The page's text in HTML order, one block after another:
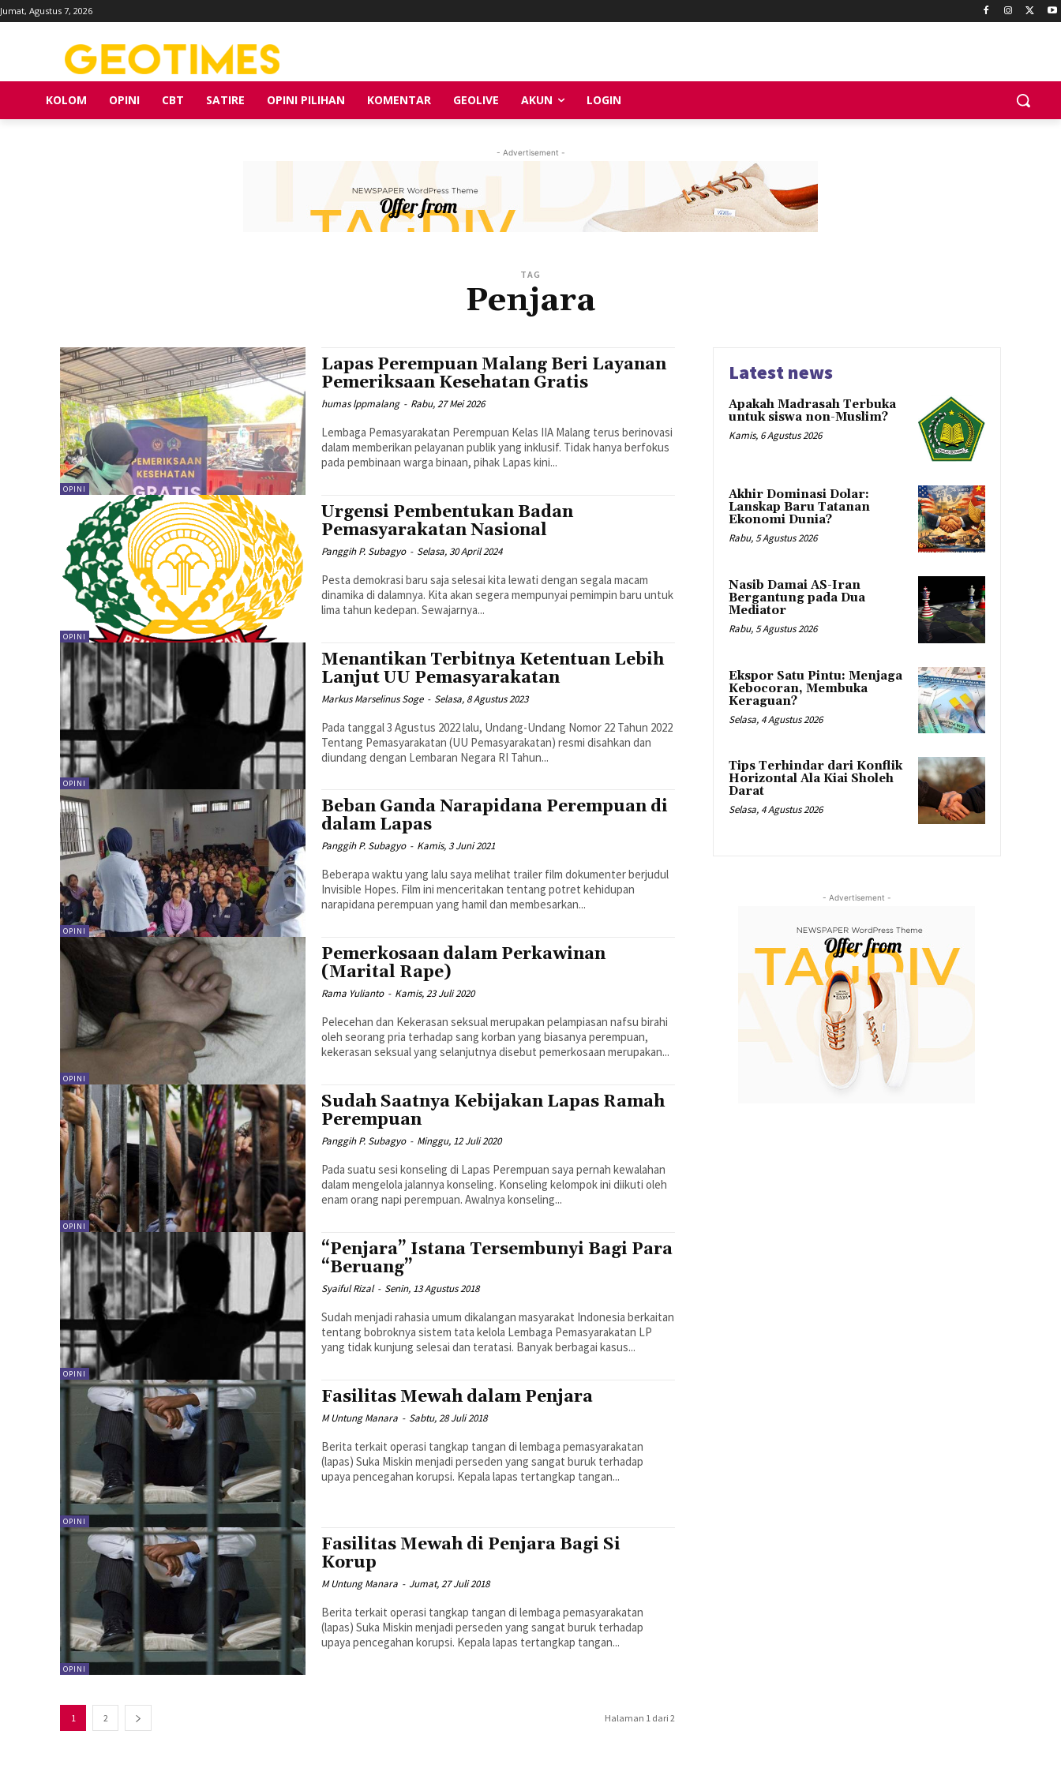
Jumat, Agustus 7, 2026
KOLOM OPINI CBT SATIRE OPINI PILIHAN KOMENTAR GEOLIVE AKUN LOGIN
- Advertisement -
TAG
Penjara
OPINI
Lapas Perempuan Malang Beri Layanan
Pemeriksaan Kesehatan Gratis
humas lppmalang - Rabu, 27 Mei 2026
Lembaga Pemasyarakatan Perempuan Kelas IIA Malang terus berinovasi
dalam memberikan pelayanan publik yang inklusif. Tidak hanya berfokus
pada pembinaan warga binaan, pihak Lapas kini...
OPINI
Urgensi Pembentukan Badan
Pemasyarakatan Nasional
Panggih P. Subagyo - Selasa, 30 April 2024
Pesta demokrasi baru saja selesai kita lewati dengan segala macam
dinamika di dalamnya. Kita akan segera mempunyai pemimpin baru untuk
lima tahun kedepan. Sewajarnya...
OPINI
Menantikan Terbitnya Ketentuan Lebih
Lanjut UU Pemasyarakatan
Markus Marselinus Soge - Selasa, 8 Agustus 2023
Pada tanggal 3 Agustus 2022 lalu, Undang-Undang Nomor 22 Tahun 2022
Tentang Pemasyarakatan (UU Pemasyarakatan) resmi disahkan dan
diundang dengan Lembaran Negara RI Tahun...
OPINI
Beban Ganda Narapidana Perempuan di
dalam Lapas
Panggih P. Subagyo - Kamis, 3 Juni 2021
Beberapa waktu yang lalu saya melihat trailer film dokumenter berjudul
Invisible Hopes. Film ini menceritakan tentang potret kehidupan
narapidana perempuan yang hamil dan membesarkan...
OPINI
Pemerkosaan dalam Perkawinan
(Marital Rape)
Rama Yulianto - Kamis, 23 Juli 2020
Pelecehan dan Kekerasan seksual merupakan pelampiasan nafsu birahi
oleh seorang pria terhadap sang korban yang biasanya perempuan,
kekerasan seksual yang selanjutnya disebut pemerkosaan merupakan...
OPINI
Sudah Saatnya Kebijakan Lapas Ramah
Perempuan
Panggih P. Subagyo - Minggu, 12 Juli 2020
Pada suatu sesi konseling di Lapas Perempuan saya pernah kewalahan
dalam mengelola jalannya konseling. Konseling kelompok ini diikuti oleh
enam orang napi perempuan. Awalnya konseling...
OPINI
“Penjara” Istana Tersembunyi Bagi Para
“Beruang”
Syaiful Rizal - Senin, 13 Agustus 2018
Sudah menjadi rahasia umum dikalangan masyarakat Indonesia berkaitan
tentang bobroknya sistem tata kelola Lembaga Pemasyarakatan LP
yang tidak kunjung selesai dan teratasi. Banyak berbagai kasus...
OPINI
Fasilitas Mewah dalam Penjara
M Untung Manara - Sabtu, 28 Juli 2018
Berita terkait operasi tangkap tangan di lembaga pemasyarakatan
(lapas) Suka Miskin menjadi perseden yang sangat buruk terhadap
upaya pencegahan korupsi. Kepala lapas tertangkap tangan...
OPINI
Fasilitas Mewah di Penjara Bagi Si
Korup
M Untung Manara - Jumat, 27 Juli 2018
Berita terkait operasi tangkap tangan di lembaga pemasyarakatan
(lapas) Suka Miskin menjadi perseden yang sangat buruk terhadap
upaya pencegahan korupsi. Kepala lapas tertangkap tangan...
1 2 Halaman 1 dari 2
Latest news
Apakah Madrasah Terbuka
untuk siswa non-Muslim?
Kamis, 6 Agustus 2026
Akhir Dominasi Dolar:
Lanskap Baru Tatanan
Ekonomi Dunia?
Rabu, 5 Agustus 2026
Nasib Damai AS-Iran
Bergantung pada Dua
Mediator
Rabu, 5 Agustus 2026
Ekspor Satu Pintu: Menjaga
Kebocoran, Membuka
Keraguan?
Selasa, 4 Agustus 2026
Tips Terhindar dari Konflik
Horizontal Ala Kiai Sholeh
Darat
Selasa, 4 Agustus 2026
- Advertisement -